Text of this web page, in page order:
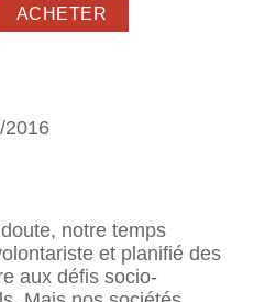
2016
notre temps
et planifié des
aux défis socio-